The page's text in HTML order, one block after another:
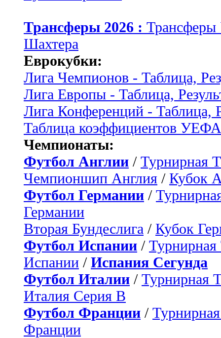
Трансферы 2026 :
Шахтера
Еврокубки:
Лига Чемпионов - Таблица,
Лига Европы - Таблица,
Лига Конференций - Таблица,
Таблица коэффициентов УЕФА
Чемпионаты:
Футбол Англии / Турнирная
Чемпионшип Англия / Кубок
Футбол Германии /
Германии
Вторая Бундеслига / Кубок
Футбол Испании / Турнирная
Испании / Испания Сегунда
Футбол Италии / Турнирная
Италия Серия B
Футбол Франции /
Франции